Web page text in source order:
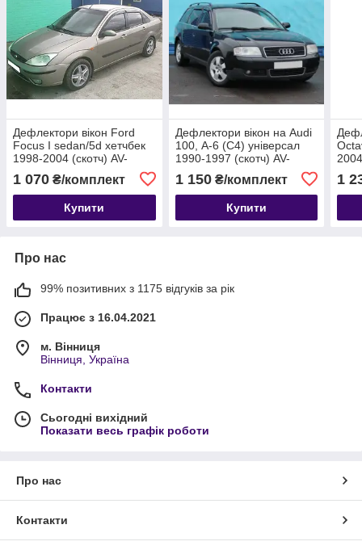
Дефлектори вікон Ford
Focus I sedan/5d хетчбек
1998-2004 (скотч) AV-
Tuning.Вітровики на Ford
Focus
1 070 ₴/комплект
Купити
Дефлектори вікон на Audi
100, А-6 (С4) універсал
1990-1997 (скотч) AV-
Tuning. Вітровики на Audi
100
1 150₴/комплект
Купити
1
Про нас
99% позитивних з 1175 відгуків за рік
Працює з 16.04.2021
м. Вінниця
Вінниця, Україна
Контакти
Сьогодні вихідний
Показати весь графік роботи
Про нас
Контакти